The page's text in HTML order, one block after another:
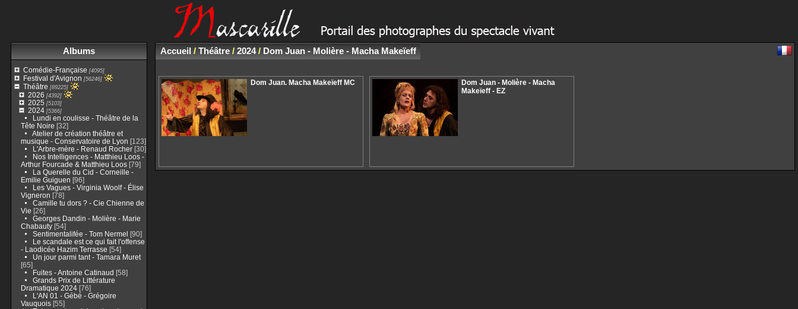
Albums
Comédie-Française [4095]
Festival d'Avignon [56246]
Théâtre [89225]
2026 [4392]
2025 [5103]
2024[5366]
Lundi en coulisse - Théâtre de la
Tête Noire [32]
Atelier de création théâtre et
musique - Conservatoire de Lyon [123]
L'Arbre-mère - Renaud Rocher[30]
Nos Intelligences - Matthieu Loos -
Arthur Fourcade & Matthieu Loos[79]
La Querelle du Cid - Corneille -
Emilie Guiguen [96]
Les Vagues - Virginia Woolf - Élise
Vigneron [78]
Camille tu dors ? - Cie Chienne de
Vie [26]
Georges Dandin - Molière - Marie
Chabauty[54]
Sentimentalifée - Tom Nermel [90]
Le scandale est ce qui fait l'offense
- Laodicée Hazim Terrasse [54]
Un jour parmi tant - Tamara Muret
[65]
Fuites - Antoine Catinaud [58]
Grands Prix de Littérature
Dramatique 2024[76]
L'AN 01 - Gébé - Grégoire
Vauquois[55]
Accueil/ Théâtre/ 2024/ Dom Juan - Molière - Macha Makeïeff
Dom Juan. Macha Makeïeff MC
Dom Juan - Molière - Macha
Makeïeff - EZ